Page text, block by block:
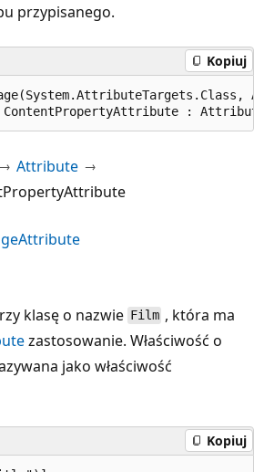
przypisanego.
Kopiuj
:
Attribute
klasę o nazwie Film , która ma
zastosowanie. Właściwość o
jako właściwość
Kopiuj